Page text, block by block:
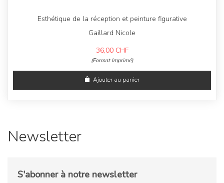
Esthétique de la réception et peinture figurative
Gaillard Nicole
36,00 CHF
(Format Imprimé)
Ajouter au panier
Newsletter
S'abonner à notre newsletter